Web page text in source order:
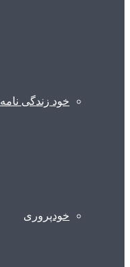
خود زندگی نامه
خودپروری